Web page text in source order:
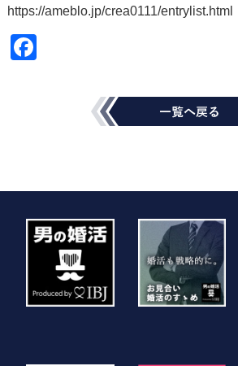
https://ameblo.jp/crea0111/entrylist.html